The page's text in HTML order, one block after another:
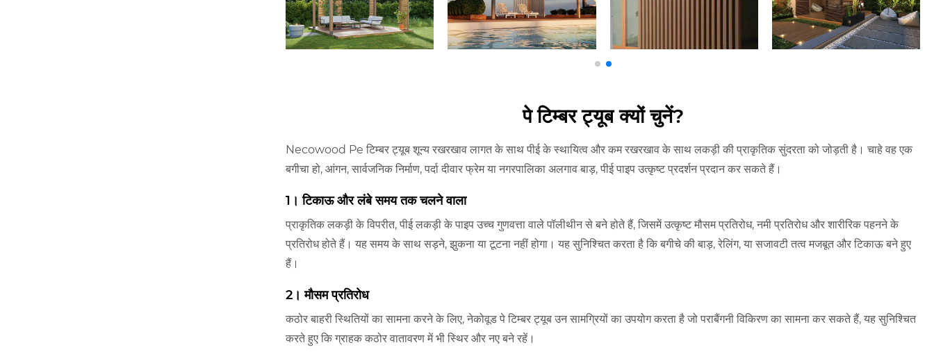
पे टिम्बर ट्यूब क्यों चुनें?
Necowood Pe टिम्बर ट्यूब शून्य रखरखाव लागत के साथ पीई के स्थायित्व और कम रखरखाव के साथ लकड़ी की प्राकृतिक सुंदरता को जोड़ती है। चाहे वह एक
बगीचा हो, आंगन, सार्वजनिक निर्माण, पर्दा दीवार फ्रेम या नगरपालिका अलगाव बाड़, पीई पाइप उत्कृष्ट प्रदर्शन प्रदान कर सकते हैं।
1। टिकाऊ और लंबे समय तक चलने वाला
प्राकृतिक लकड़ी के विपरीत, पीई लकड़ी के पाइप उच्च गुणवत्ता वाले पॉलीथीन से बने होते हैं, जिसमें उत्कृष्ट मौसम प्रतिरोध, नमी प्रतिरोध और शारीरिक पहनने के
प्रतिरोध होते हैं। यह समय के साथ सड़ने, झुकना या टूटना नहीं होगा। यह सुनिश्चित करता है कि बगीचे की बाड़, रेलिंग, या सजावटी तत्व मजबूत और टिकाऊ बने हुए
हैं।
2। मौसम प्रतिरोध
कठोर बाहरी स्थितियों का सामना करने के लिए, नेकोवूड पे टिम्बर ट्यूब उन सामग्रियों का उपयोग करता है जो पराबैंगनी विकिरण का सामना कर सकते हैं, यह सुनिश्चित
करते हुए कि ग्राहक कठोर वातावरण में भी स्थिर और नए बने रहें।